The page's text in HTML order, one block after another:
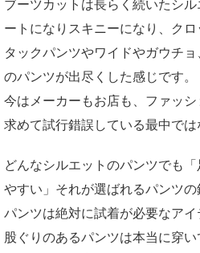
ブーツカットは長らく続いたシ
ートになりスキニーになり、クロ
タックパンツやワイドやガウチ
のパンツが出尽くした感じです。
今はメーカーもお店も、ファッ
求めて試行錯誤している最中では
どんなシルエットのパンツでも
やすい」それが選ばれるパンツの
パンツは絶対に試着が必要なアイ
股ぐりのあるパンツは本当に穿い